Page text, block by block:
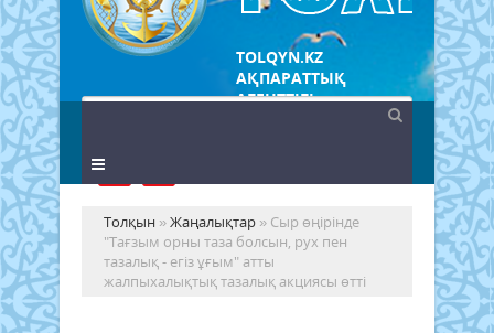
TOLQYN.KZ
АҚПАРАТТЫҚ
АГЕНТТІГІ
Толқын »Жаңалықтар » Сыр өңірінде
"Тағзым орны таза болсын, рух пен
тазалық - егіз ұғым" атты
жалпыхалықтық тазалық акциясы өтті